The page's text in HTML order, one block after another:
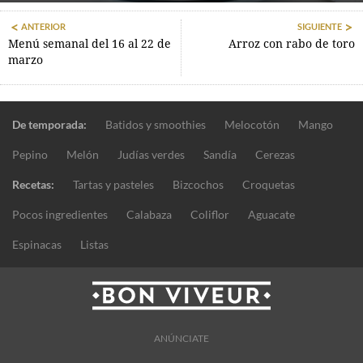
ANTERIOR
Menú semanal del 16 al 22 de
marzo
SIGUIENTE
Arroz con rabo de toro
De temporada: Batidos y smoothies Melocotón Mango
Pepino Melón Judías verdes Sandía Cerezas
Recetas: Tartas y pasteles Bizcochos Croquetas
Pocos ingredientes Calabaza Coliflor Aguacate
Espinacas Listas
ANÚNCIATE